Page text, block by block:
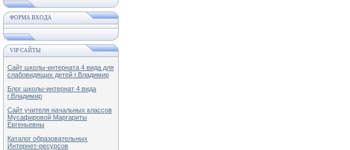
ФОРМА ВХОДА
VIP САЙТЫ
Сайт школы-интерната 4 вида для
слабовидящих детей г.Владимир
Блог школы-интернат 4 вида
г.Владимир
Сайт учителя начальных классов
Мусафировой Маргариты
Евгеньевны
Каталог образовательных
Интернет-ресурсов